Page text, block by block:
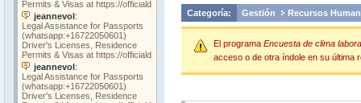
Categoría: Gestión Recursos
El programa Encuesta de clima
acceso o de otra índole en su última